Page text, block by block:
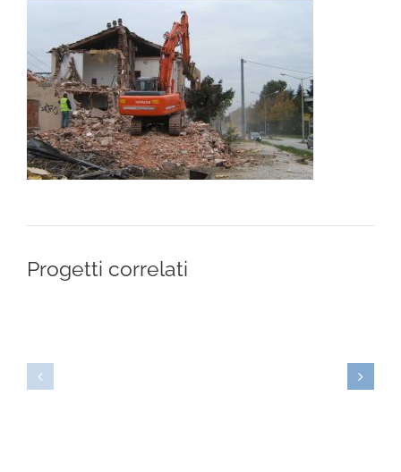
Progetti correlati
Padova
Est
Padova